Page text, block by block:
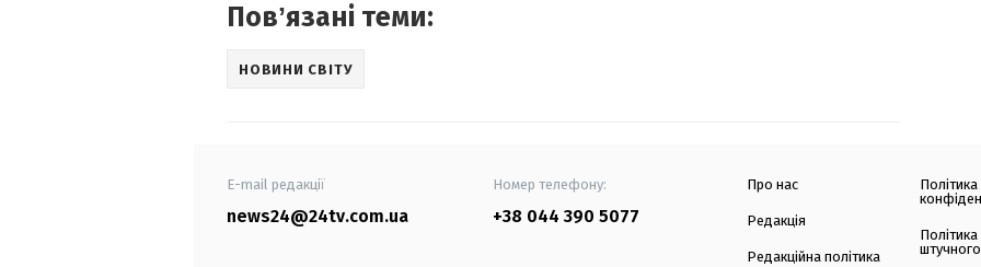
Повʼязані теми:
НОВИНИ СВІТУ
E-mail редакції
news24@24tv.com.ua
Номер телефону:
+38 044 390 5077
Про нас
Редакція
Редакційна політика
Політика
штучного